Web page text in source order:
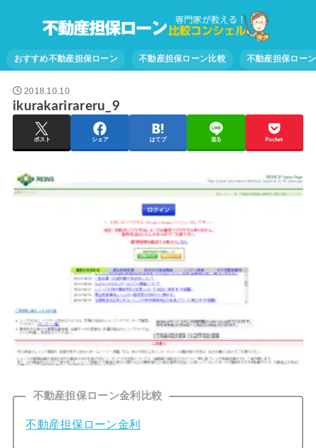
おすすめ不動産担保ローン 不動産担保ローン比較 不動産担保ロー
2018.10.10
ikurakarirareru_9
ポスト シェア はてブ 送る Pocket
不動産担保ローン金利比較
不動産担保ローン金利